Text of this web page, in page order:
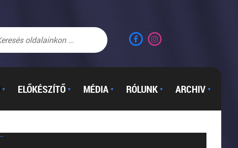
▼ ELŐKÉSZÍTŐ ▼ MÉDIA ▼ RÓLUNK ▼ ARCHIV ▼